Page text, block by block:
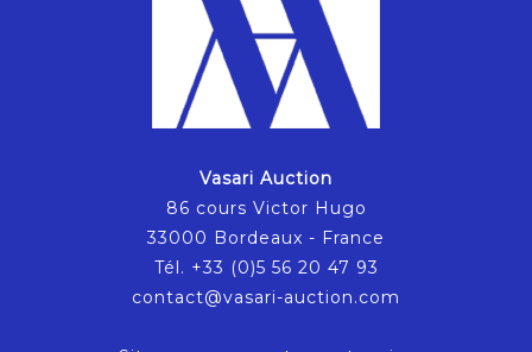
Vasari Auction
86 cours Victor Hugo
33000 Bordeaux - France
Tél. +33 (0)5 56 20 47 93
contact@vasari-auction.com